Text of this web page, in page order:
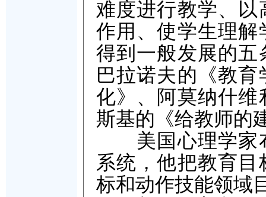
难度进行教学、
作用、使学生理
得到一般发展的
巴拉诺夫的《教
化》、阿莫纳什
斯基的《给教师的
美国心理学家
系统，他把教育
标和动作技能领域